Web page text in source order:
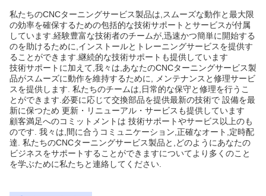
私たちのCNCターニングサービス製品は,スムーズな動作と最大限
の効率を確保するための包括的な技術サポートとサービスが付属
しています.経験豊富な技術者のチームが,迅速かつ簡単に開始する
のを助けるために,インストールとトレーニングサービスを提供す
ることができます.継続的な技術サポートも提供しています
技術サポートに加えて,我々は,あなたのCNCターニングサービス製
品がスムーズに動作を維持するために, メンテナンスと修理サービ
スを提供します. 私たちのチームは,日常的な保守と修理を行うこ
とができます.必要に応じて交換部品を提供最新の技術で 設備を最
新に保つため 更新・リニューアル・サービスも提供しています
顧客満足へのコミットメントは 技術サポートやサービス以上のも
のです. 我々は,間に合うコミュニケーション,正確なオート,定時配
達. 私たちのCNCターニングサービス製品と,どのようにあなたの
ビジネスをサポートすることができますについてより多くのこと
を学ぶために私たちと連絡してください.